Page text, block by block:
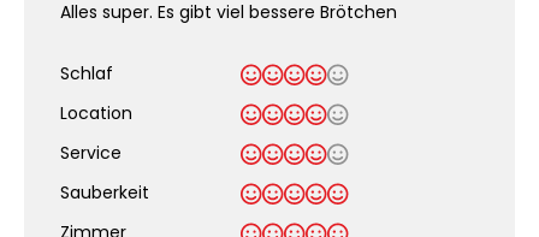
Alles super. Es gibt viel bessere Brötchen
Schlaf
Location
Service
Sauberkeit
Zimmer